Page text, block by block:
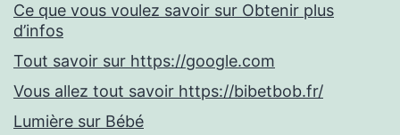
Ce que vous voulez savoir sur Obtenir plus
d’infos
Tout savoir sur https://google.com
Vous allez tout savoir https://bibetbob.fr/
Lumière sur Bébé